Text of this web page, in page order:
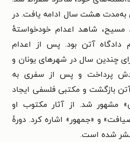
هشت سال ادامه یافت. در
مسیح، شاهد اعدام خودخواستهٔ
دادگاه آتن بود. پس از اعدام
چندین سال در شهرهای یونان و
پرداخت و پس از سفری به
به آتن بازگشت و مکتبی فلسفی ایجاد
مشهور شد. از آثار مکتوب او
و «جمهور» اشاره کرد. دورهٔ
شده است.